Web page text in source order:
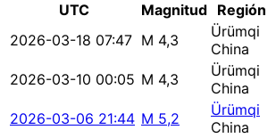
UTC
Magnitud Región
2026-03-18 07:47 M 4,3
Ürümqi
China
2026-03-10 00:05 M 4,3
Ürümqi
China
2026-03-06 21:44 M 5,2
Ürümqi
China